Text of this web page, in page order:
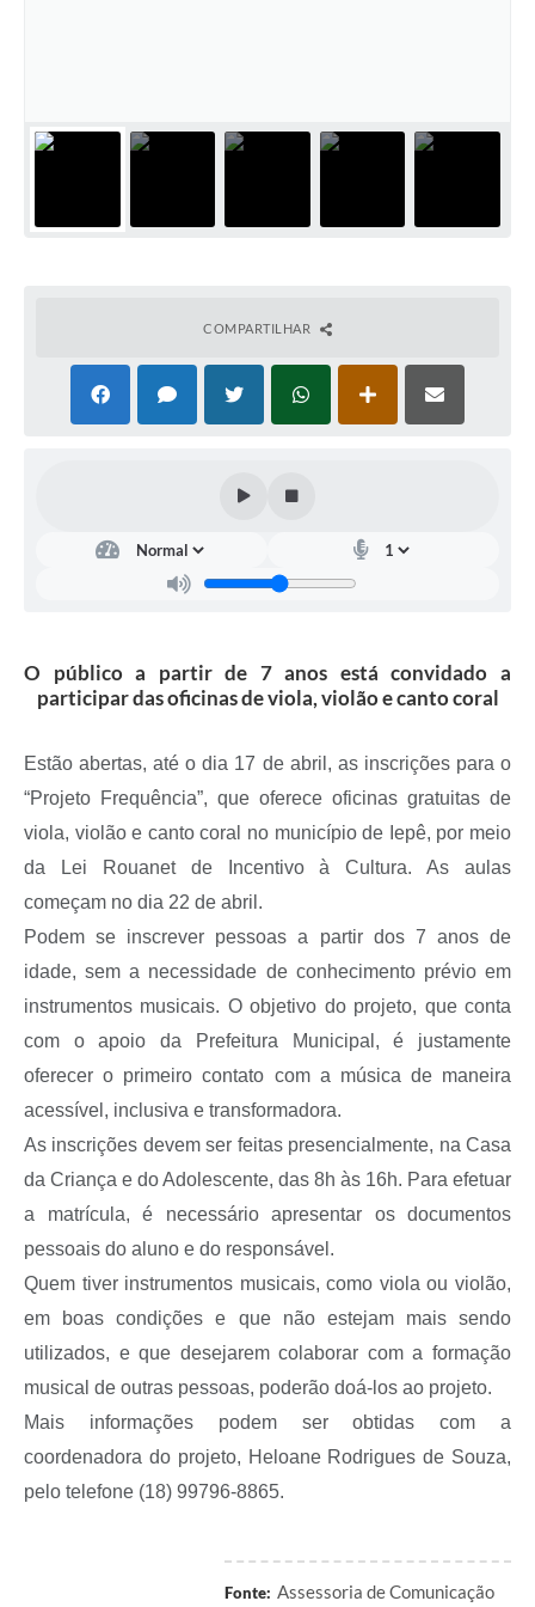
Legislação
Acessibilidade
Secretarias
A Prefeitura
Serviço de Informação ao Cidadão (SIC)
COMPARTILHAR
O público a partir de 7 anos está convidado a
participar das oficinas de viola, violão e canto coral
Estão abertas, até o dia 17 de abril, as inscrições para o
“Projeto Frequência”, que oferece oficinas gratuitas de
viola, violão e canto coral no município de Iepê, por meio
da Lei Rouanet de Incentivo à Cultura. As aulas
começam no dia 22 de abril.
Podem se inscrever pessoas a partir dos 7 anos de
idade, sem a necessidade de conhecimento prévio em
instrumentos musicais. O objetivo do projeto, que conta
com o apoio da Prefeitura Municipal, é justamente
oferecer o primeiro contato com a música de maneira
acessível, inclusiva e transformadora.
As inscrições devem ser feitas presencialmente, na Casa
da Criança e do Adolescente, das 8h às 16h. Para efetuar
a matrícula, é necessário apresentar os documentos
pessoais do aluno e do responsável.
Quem tiver instrumentos musicais, como viola ou violão,
em boas condições e que não estejam mais sendo
utilizados, e que desejarem colaborar com a formação
musical de outras pessoas, poderão doá-los ao projeto.
Mais informações podem ser obtidas com a
coordenadora do projeto, Heloane Rodrigues de Souza,
pelo telefone (18) 99796-8865.
Fonte: Assessoria de Comunicação